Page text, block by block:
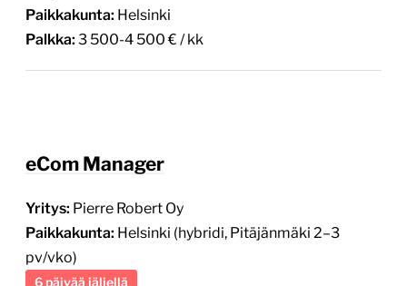
Paikkakunta: Helsinki
Palkka: 3 500-4 500 € / kk
eCom Manager
Yritys: Pierre Robert Oy
Paikkakunta: Helsinki (hybridi, Pitäjänmäki 2–3
pv/vko)
6 päivää jäljellä